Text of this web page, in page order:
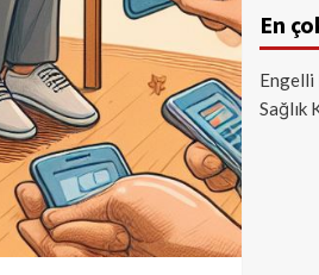
En
Engelli
Sağlık